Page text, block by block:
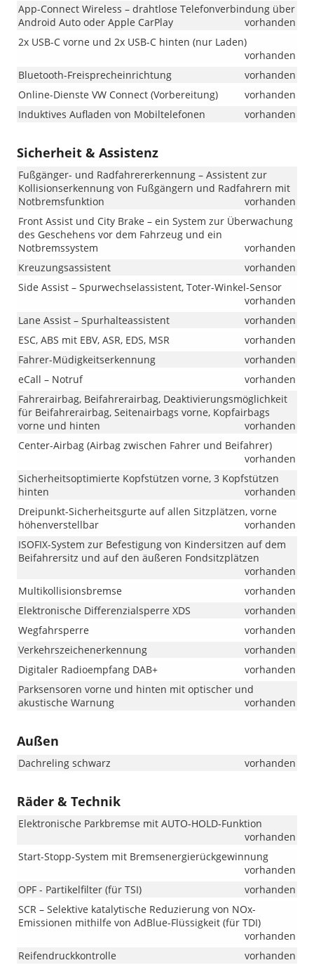
App-Connect Wireless – drahtlose Telefonverbindung über
Android Auto oder Apple CarPlay
vorhanden
2x USB-C vorne und 2x USB-C hinten (nur Laden)
vorhanden
Bluetooth-Freisprecheinrichtung
vorhanden
Online-Dienste VW Connect (Vorbereitung)
vorhanden
Induktives Aufladen von Mobiltelefonen
vorhanden
Sicherheit & Assistenz
Fußgänger- und Radfahrererkennung – Assistent zur
Kollisionserkennung von Fußgängern und Radfahrern mit
Notbremsfunktion
vorhanden
Front Assist und City Brake – ein System zur Überwachung
des Geschehens vor dem Fahrzeug und ein
Notbremssystem
vorhanden
Kreuzungsassistent
vorhanden
Side Assist – Spurwechselassistent, Toter-Winkel-Sensor
vorhanden
Lane Assist – Spurhalteassistent
vorhanden
ESC, ABS mit EBV, ASR, EDS, MSR
vorhanden
Fahrer-Müdigkeitserkennung
vorhanden
eCall – Notruf
vorhanden
Fahrerairbag, Beifahrerairbag, Deaktivierungsmöglichkeit
für Beifahrerairbag, Seitenairbags vorne, Kopfairbags
vorne und hinten
vorhanden
Center-Airbag (Airbag zwischen Fahrer und Beifahrer)
vorhanden
Sicherheitsoptimierte Kopfstützen vorne, 3 Kopfstützen
hinten
vorhanden
Dreipunkt-Sicherheitsgurte auf allen Sitzplätzen, vorne
höhenverstellbar
vorhanden
ISOFIX-System zur Befestigung von Kindersitzen auf dem
Beifahrersitz und auf den äußeren Fondsitzplätzen
vorhanden
Multikollisionsbremse
vorhanden
Elektronische Differenzialsperre XDS
vorhanden
Wegfahrsperre
vorhanden
Verkehrszeichenerkennung
vorhanden
Digitaler Radioempfang DAB+
vorhanden
Parksensoren vorne und hinten mit optischer und
akustische Warnung
vorhanden
Außen
Dachreling schwarz vorhanden
Räder & Technik
Elektronische Parkbremse mit AUTO-HOLD-Funktion
vorhanden
Start-Stopp-System mit Bremsenergierückgewinnung
vorhanden
OPF - Partikelfilter (für TSI)
vorhanden
SCR – Selektive katalytische Reduzierung von NOx-
Emissionen mithilfe von AdBlue-Flüssigkeit (für TDI)
vorhanden
Reifendruckkontrolle
vorhanden